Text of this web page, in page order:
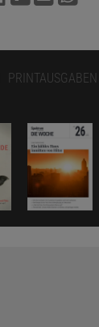
PRINTAUSGABEN